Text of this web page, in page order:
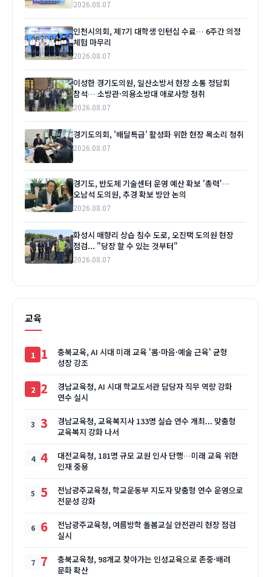
2026.08.07
인천시의회, 제7기 대학생 인턴십 수료… 6주간 의정
체험 마무리
2026.08.07
이성한 경기도의원, 일산소방서 현장 소통 정담회
참석… 소방관·의용소방대 애로사항 청취
2026.08.07
경기도의회, '배달특급' 활성화 위한 현장 목소리 청취
2026.08.07
경기도, 반도체 기술센터 운영 예산 확보 '총력'…
오남석 도의원, 추경 확보 방안 논의
2026.08.07
화성시 매향리 상습 침수 도로, 오진택 도의원 현장
점검... "당장 할 수 있는 것부터"
2026.08.07
교육
1
충북교육, AI 시대 미래 교육 '몸·마음·예술 근육' 균형
성장 강조
2
경남교육청, AI 시대 학교도서관 담당자 직무 역량 강화
연수 실시
3
경남교육청, 교육복지사 133명 실습 연수 개최... 맞춤형
교육복지 강화 나서
4
대전교육청, 181명 규모 교원 인사 단행…미래 교육 위한
인재 중용
5
전남광주교육청, 학교운동부 지도자 맞춤형 연수 운영으로
전문성 강화
6
전남광주교육청, 여름방학 돌봄교실 안전관리 현장 점검
실시
7
충북교육청, 98개교 찾아가는 인성교육으로 존중·배려
문화 확산